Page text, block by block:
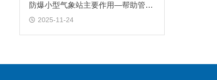
防爆小型气象站主要作用—帮助管理部门制定安全管理策略和应急预案
2025-11-24